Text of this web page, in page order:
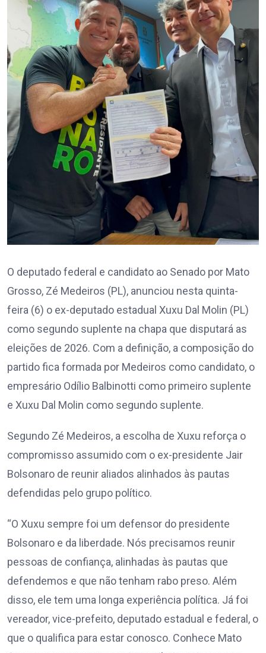
O deputado federal e candidato ao Senado por Mato
Grosso, Zé Medeiros (PL), anunciou nesta quinta-
feira (6) o ex-deputado estadual Xuxu Dal Molin (PL)
como segundo suplente na chapa que disputará as
eleições de 2026. Com a definição, a composição do
partido fica formada por Medeiros como candidato, o
empresário Odílio Balbinotti como primeiro suplente
e Xuxu Dal Molin como segundo suplente.
Segundo Zé Medeiros, a escolha de Xuxu reforça o
compromisso assumido com o ex-presidente Jair
Bolsonaro de reunir aliados alinhados às pautas
defendidas pelo grupo político.
“O Xuxu sempre foi um defensor do presidente
Bolsonaro e da liberdade. Nós precisamos reunir
pessoas de confiança, alinhadas às pautas que
defendemos e que não tenham rabo preso. Além
disso, ele tem uma longa experiência política. Já foi
vereador, vice-prefeito, deputado estadual e federal, o
que o qualifica para estar conosco. Conhece Mato